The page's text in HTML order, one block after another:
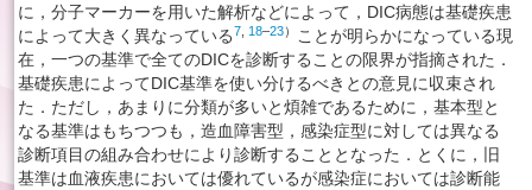
に，分子マーカーを用いた解析などによって，DIC病態は基礎疾患
によって大きく異なっている7 18–23）
ことが明らかになっている現
在，一つの基準で全てのDICを診断することの限界が指摘された．
基礎疾患によってDIC基準を使い分けるべきとの意見に収束され
た．ただし，あまりに分類が多いと煩雑であるために，基本型と
なる基準はもちつつも，造血障害型，感染症型に対しては異なる
診断項目の組み合わせにより診断することとなった．とくに，旧
基準は血液疾患においては優れているが感染症においては診断能